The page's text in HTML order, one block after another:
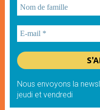
Nous envoyons la
jeudi et vendredi